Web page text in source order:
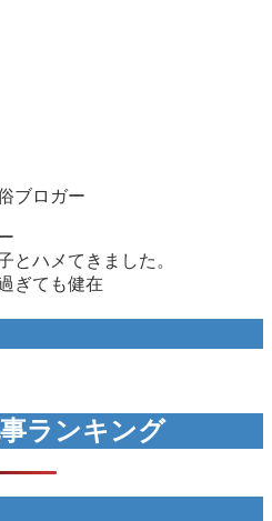
ブロガー
とハメてきました。
ぎても健在
ランキング